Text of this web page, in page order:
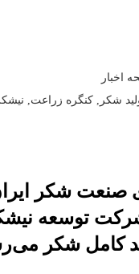
اخبار
شکر
کنگره زراعت
صنعت شکر
توسعه
کامل شکر